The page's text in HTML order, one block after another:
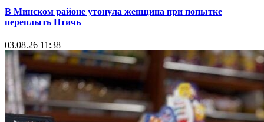
В Минском районе утонула женщина при попытке
переплыть Птичь
03.08.26 11:38